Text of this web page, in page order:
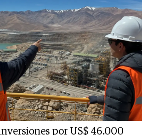
por US$ 46.000